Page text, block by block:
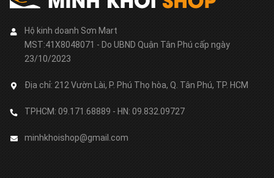
Hộ kinh doanh Sơn Mart
MST:41X8048071 - Do UBND Quận Tân Phú cấp ngày
23/10/2023
Địa chỉ: 212 Vườn Lài, P. Phú Thọ hòa, Q. Tân Phú, TP. HCM
TPHCM: 09.171.68889 - HN: 09.832.09727
minhkhoishop@gmail.com